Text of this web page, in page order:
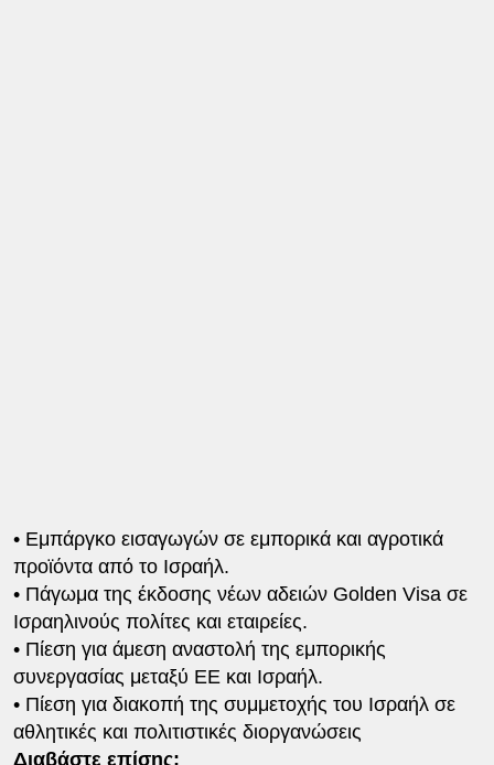
•⁠ ⁠Εμπάργκο εισαγωγών σε εμπορικά και αγροτικά
προϊόντα από το Ισραήλ.
•⁠ ⁠Πάγωμα της έκδοσης νέων αδειών Golden Visa σε
Ισραηλινούς πολίτες και εταιρείες.
•⁠ ⁠Πίεση για άμεση αναστολή της εμπορικής
συνεργασίας μεταξύ ΕΕ και Ισραήλ.
•⁠ ⁠Πίεση για διακοπή της συμμετοχής του Ισραήλ σε
αθλητικές και πολιτιστικές διοργανώσεις
Διαβάστε επίσης: